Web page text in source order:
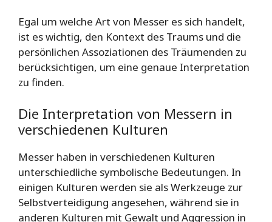
Egal um welche Art von Messer es sich handelt,
ist es wichtig, den Kontext des Traums und die
persönlichen Assoziationen des Träumenden zu
berücksichtigen, um eine genaue Interpretation
zu finden.
Die Interpretation von Messern in
verschiedenen Kulturen
Messer haben in verschiedenen Kulturen
unterschiedliche symbolische Bedeutungen. In
einigen Kulturen werden sie als Werkzeuge zur
Selbstverteidigung angesehen, während sie in
anderen Kulturen mit Gewalt und Aggression in